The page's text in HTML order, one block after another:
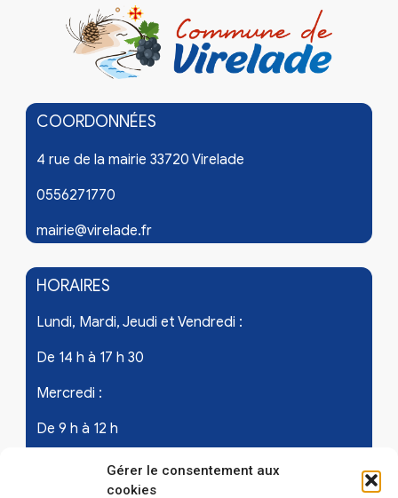
Gérer le consentement aux
cookies
COORDONNÉES
4 rue de la mairie 33720 Virelade
0556271770
mairie@virelade.fr
HORAIRES
Lundi, Mardi, Jeudi et Vendredi :
De 14 h à 17 h 30
Mercredi :
De 9 h à 12 h
Samedi - les 1er et 3ème de chaque mois :